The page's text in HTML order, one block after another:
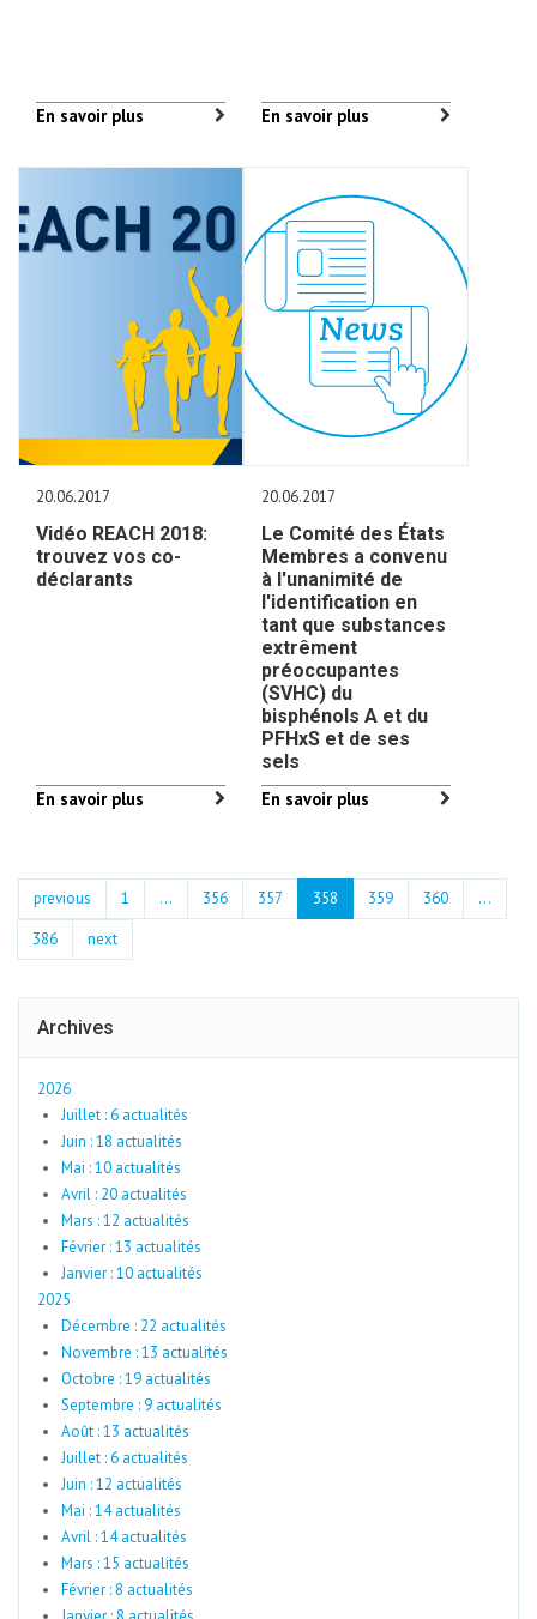
En savoir plus En savoir plus
20.06.2017
Vidéo REACH 2018:
trouvez vos co-
déclarants
En savoir plus
20.06.2017
Le Comité des États
Membres a convenu
à l'unanimité de
l'identification en
tant que substances
extrêment
préoccupantes
(SVHC) du
bisphénols A et du
PFHxS et de ses
sels
En savoir plus
previous 1 ... 356 357 358 359 360
…
386
next
Archives
2026
Juillet : 6 actualités
Juin : 18 actualités
Mai : 10 actualités
Avril : 20 actualités
Mars : 12 actualités
Février : 13 actualités
Janvier : 10 actualités
2025
Décembre : 22 actualités
Novembre : 13 actualités
Octobre : 19 actualités
Septembre : 9 actualités
Août : 13 actualités
Juillet : 6 actualités
Juin : 12 actualités
Mai : 14 actualités
Avril : 14 actualités
Mars : 15 actualités
Février : 8 actualités